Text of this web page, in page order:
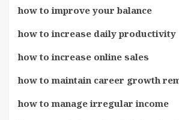
how to improve your balance
how to increase daily productivity
how to increase online sales
how to maintain career growth
how to manage irregular income